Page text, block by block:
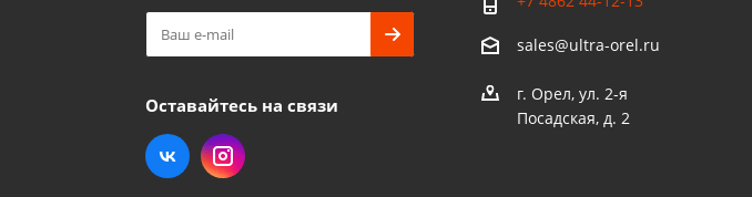
Оставайтесь на связи
sales@ultra-orel.ru
г. Орел, ул. 2-я
Посадская, д. 2